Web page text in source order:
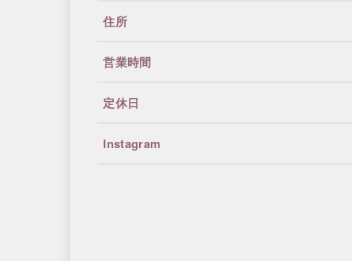
住所
営業時間
定休日
Instagram